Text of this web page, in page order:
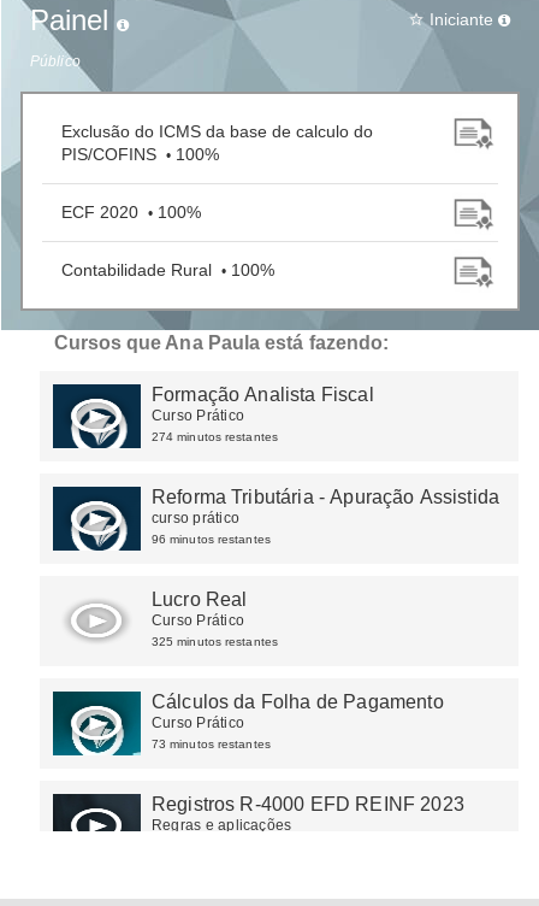
Painel
Público
star_border Iniciante
Exclusão do ICMS da base de calculo do
PIS/COFINS • 100%
ECF 2020 • 100%
Contabilidade Rural • 100%
Cursos que Ana Paula está fazendo:
Formação Analista Fiscal
Curso Prático
274 minutos restantes
Reforma Tributária - Apuração Assistida
curso prático
96 minutos restantes
Lucro Real
Curso Prático
325 minutos restantes
Cálculos da Folha de Pagamento
Curso Prático
73 minutos restantes
Registros R-4000 EFD REINF 2023
Regras e aplicações